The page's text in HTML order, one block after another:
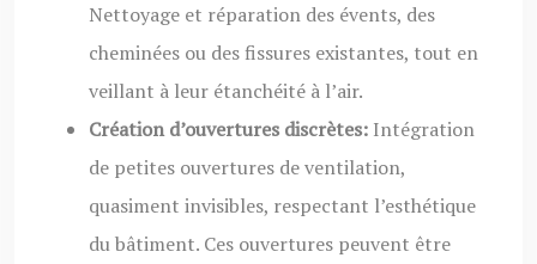
Nettoyage et réparation des évents, des
cheminées ou des fissures existantes, tout en
veillant à leur étanchéité à l’air.
Création d’ouvertures discrètes: Intégration
de petites ouvertures de ventilation,
quasiment invisibles, respectant l’esthétique
du bâtiment. Ces ouvertures peuvent être